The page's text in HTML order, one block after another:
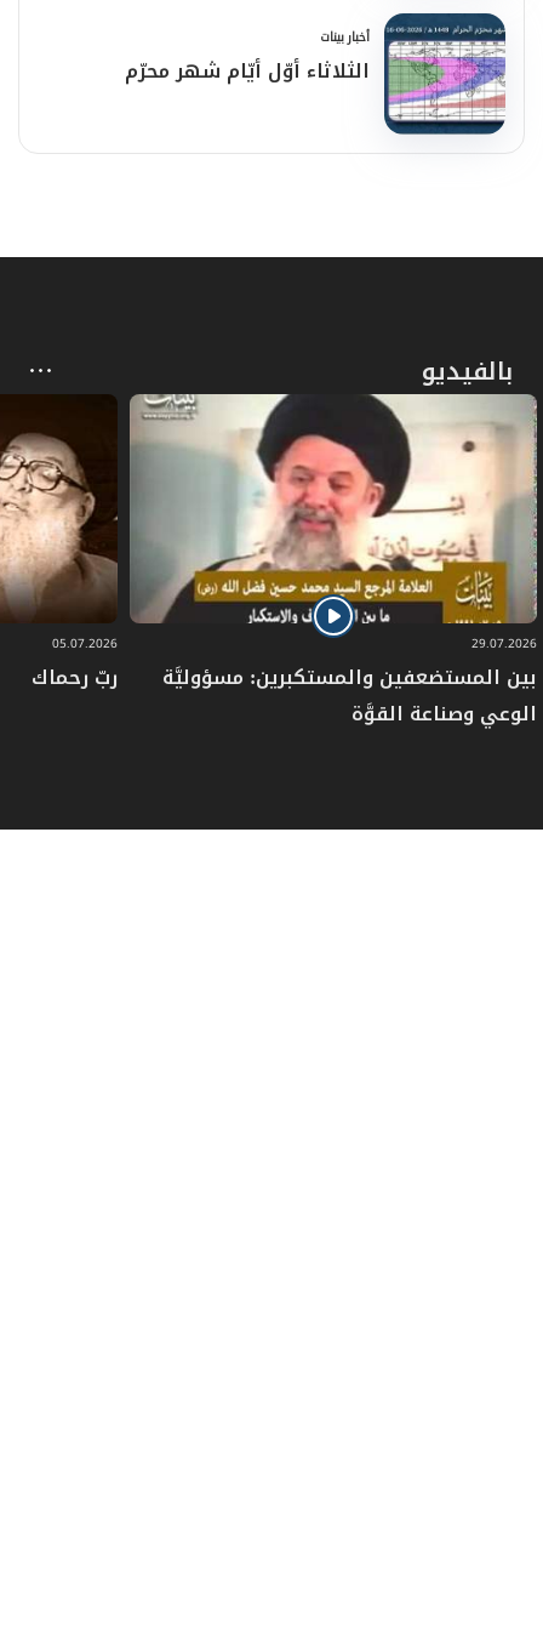
أخبار بينات
الثلاثاء أوّل أيّام شهر محرّم
بالفيديو
29.07.2026
بين المستضعفين والمستكبرين: مسؤوليَّة
الوعي وصناعة القوَّة
05.07.2026
ربّ رحماك